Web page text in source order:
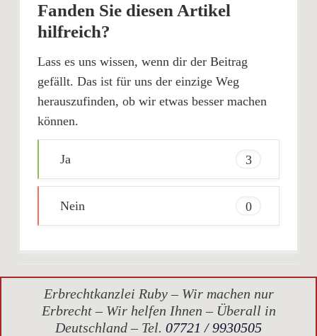
Fanden Sie diesen Artikel
hilfreich?
Lass es uns wissen, wenn dir der Beitrag
gefällt. Das ist für uns der einzige Weg
herauszufinden, ob wir etwas besser machen
können.
Ja 3
Nein 0
Erbrechtkanzlei Ruby – Wir machen nur
Erbrecht – Wir helfen Ihnen – Überall in
Deutschland – Tel. 07721 / 9930505